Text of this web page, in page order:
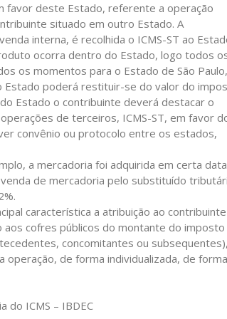
favor deste Estado, referente a operação
situado em outro Estado. A
interna, é recolhida o ICMS-ST ao
ocorra dentro do Estado, logo todos
os momentos para o Estado de São Paulo,
poderá restituir-se do valor do
Estado o contribuinte deverá destacar o
de terceiros, ICMS-ST, em favor
convênio ou protocolo entre os estados,
a mercadoria foi adquirida em certa
de mercadoria pelo substituído
característica a atribuição ao contribuinte
cofres públicos do montante do imposto
concomitantes ou subsequentes),
de forma individualizada, de forma
do ICMS – IBDEC